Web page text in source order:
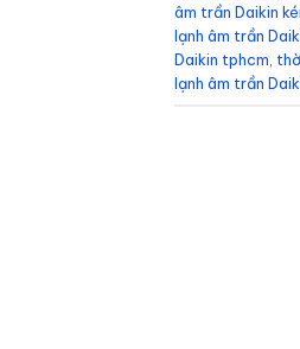
âm trần Daikin
lạnh âm trần
Daikin tphcm,
lạnh âm trần